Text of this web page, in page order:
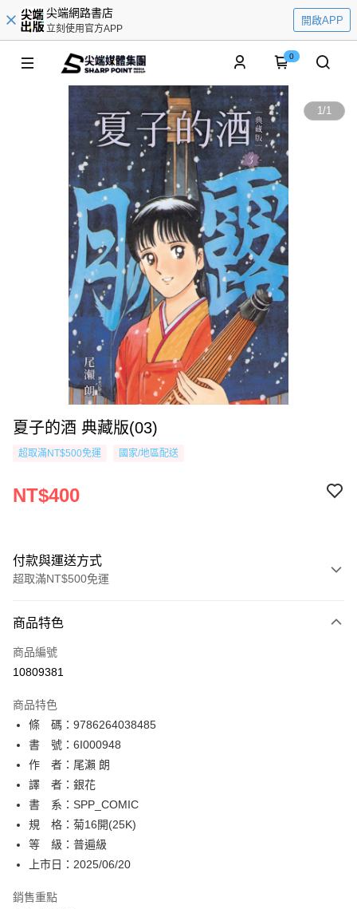
尖端網路書店
立刻使用官方APP
開啟APP
0
1/1
夏子的酒 典藏版(03)
超取滿NT$500免運 國家/地區配送
NT$400
付款與運送方式
超取滿NT$500免運
信用卡一次付款
超商取貨付款
相關說明
【關於「AFTEE先享後付」】
AFTEE先享後付是「在收到商品之後才付款」的支付方式。 讓您購物簡單
便利好安心！
１．簡單：不需註冊會員、不需綁卡、不需儲值。
２．便利：只要手機號碼，簡訊認證，即可結帳。
３．安心：先確認商品／服務後，再付款。
【「AFTEE先享後付」結帳流程】
１．於結帳方式選擇「AFTEE先享後付」後，將跳轉至「AFTEE先享後付」
結帳頁面，進行簡訊認證並確認金額後，即可完成結帳。
２．訂單成立數日內，您將收到繳費通知簡訊。
ATM／網路銀行／等多元方式進行付款，方視為交易完成。
ATM付款
運送方式
全家取貨付款
每筆NT$80，滿NT$500(含以上)免運費
付款後全家取貨
商品特色
商品編號
10809381
商品特色
條 碼：9786264038485
書 號：6I000948
作 者：尾瀨 朗
譯 者：銀花
書 系：SPP_COMIC
規 格：菊16開(25K)
等 級：普遍級
上市日：2025/06/20
銷售重點